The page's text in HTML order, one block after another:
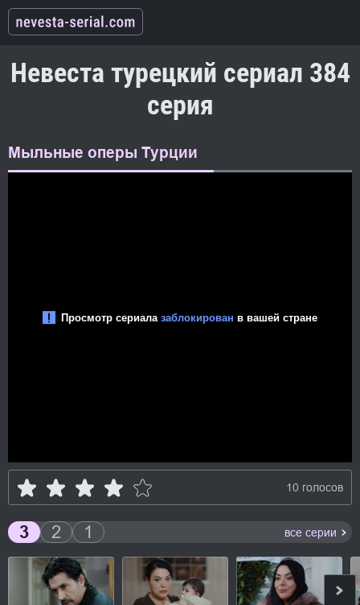
Невеста турецкий сериал 384
серия
Мыльные оперы Турции
10 голосов
3 2 1 все серии